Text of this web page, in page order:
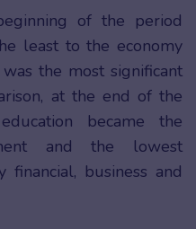
of the period
least to the economy
the most significant
at the end of the
became the
and the lowest
business and